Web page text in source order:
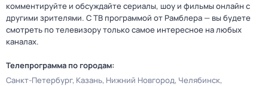
комментируйте и обсуждайте сериалы, шоу и фильмы онлайн с
другими зрителями. С ТВ программой от Рамблера — вы будете
смотреть по телевизору только самое интересное на любых
каналах.
Телепрограмма по городам:
Санкт-Петербург Казань Нижний Новгород Челябинск